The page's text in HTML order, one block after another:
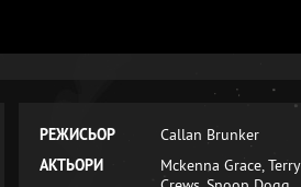
РЕЖИСЬОР
Callan Brunker
АКТЬОРИ
Mckenna Grace, Terry